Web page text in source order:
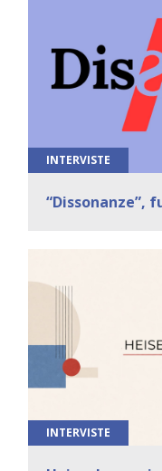
INTERVISTE
“Dissonanze”,
INTERVISTE